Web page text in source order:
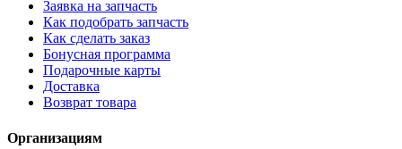
Заявка на запчасть
Как подобрать запчасть
Как сделать заказ
Бонусная программа
Подарочные карты
Доставка
Возврат товара
Организациям